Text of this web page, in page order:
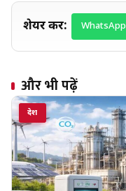
शेयर करें: WhatsApp
और भी पढ़ें
देश